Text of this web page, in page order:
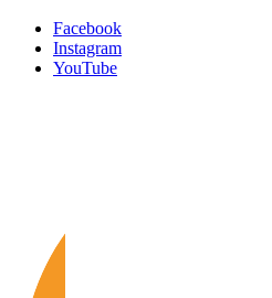
Facebook
Instagram
YouTube